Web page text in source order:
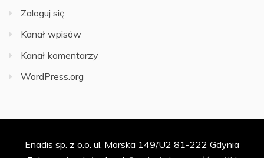
Zaloguj się
Kanał wpisów
Kanał komentarzy
WordPress.org
Enadis sp. z o.o. ul. Morska 149/U2 81-222 Gdynia